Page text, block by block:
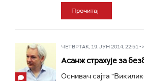
Прочитај
ЧЕТВРТАК, 19. ЈУН 2014, 22:51 -
Асанж страхује за
Оснивач сајта